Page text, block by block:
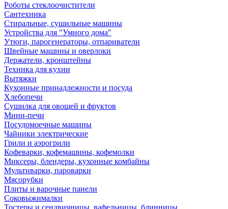
Роботы стеклоочистители
Сантехника
Стиральные, сушильные машины
Устройства для "Умного дома"
Утюги, парогенераторы, отпариватели
Швейные машины и оверлоки
Держатели, кронштейны
Техника для кухни
Вытяжки
Кухонные принадлежности и посуда
Хлебопечи
Сушилка для овощей и фруктов
Мини-печи
Посудомоечные машины
Чайники электрические
Грили и аэрогрили
Кофеварки, кофемашины, кофемолки
Миксеры, блендеры, кухонные комбайны
Мультиварки, пароварки
Мясорубки
Плиты и варочные панели
Соковыжималки
Тостеры и сендвичницы, вафельницы, блинницы